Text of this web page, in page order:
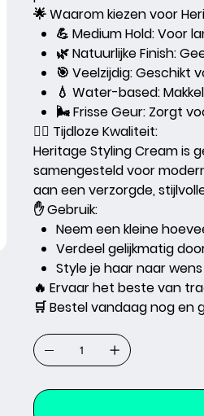
🌟Waarom kiezen voor
💪 Medium Hold:Voor
🌿 Natuurlijke Finish:
🎯 Veelzijdig:Geschikt
💧 Water-based:
🌬️ Frisse Geur: Zorgt
💇‍♂️ Tijdloze Kwaliteit:
Heritage Styling Creamis
samengesteld voor
aan een verzorgde,
✋Gebruik:
Neem een kleine
Verdeel gelijkmatig
Style je haar naar
🔥 Ervaar het beste van
🛒Bestel vandaag nog en